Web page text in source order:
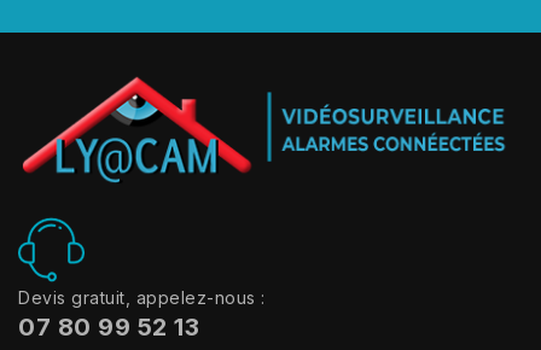
Devis gratuit, appelez-nous :
07 80 99 52 13